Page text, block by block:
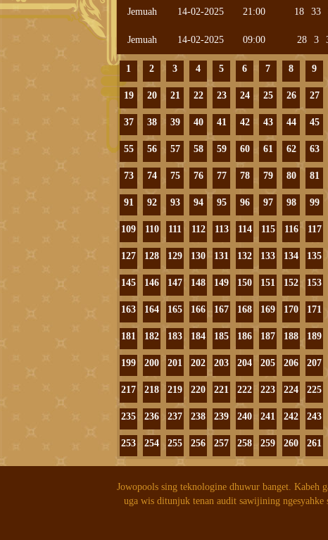
Jemuah 14-02-2025 21:00 18 33
Jemuah 14-02-2025 09:00 28 3
1 2 3 4 5 6 7 8 9
19 20 21 22 23 24 25 26 27
37 38 39 40 41 42 43 44 45
55 56 57 58 59 60 61 62 63
73 74 75 76 77 78 79 80 81
91 92 93 94 95 96 97 98 99
109 110 111 112 113 114 115 116 117
127 128 129 130 131 132 133 134 135
145 146 147 148 149 150 151 152 153
163 164 165 166 167 168 169 170 171
181 182 183 184 185 186 187 188 189
199 200 201 202 203 204 205 206 207
217 218 219 220 221 222 223 224 225
235 236 237 238 239 240 241 242 243
253 254 255 256 257 258 259 260 261
Jowopools sing teknologine dhuwur banget. Kabeh
uga wis ditunjuk tenan audit sawijining